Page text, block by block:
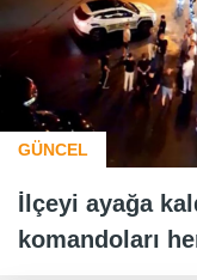
GÜNCEL
İlçeyi ayağa
komandoları